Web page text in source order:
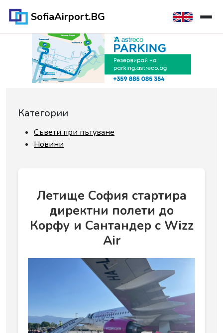
SofiaAirport.BG
Категории
Съвети при пътуване
Новини
Летище София стартира
директни полети до
Корфу и Сантандер с Wizz
Air